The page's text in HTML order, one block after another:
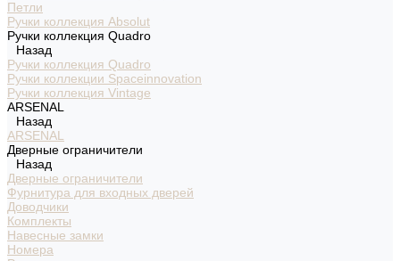
Петли
Ручки коллекция Absolut
Ручки коллекция Quadro
Назад
Ручки коллекция Quadro
Ручки коллекции Spaceinnovation
Ручки коллекция Vintage
ARSENAL
Назад
ARSENAL
Дверные ограничители
Назад
Дверные ограничители
Фурнитура для входных дверей
Доводчики
Комплекты
Навесные замки
Номера